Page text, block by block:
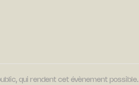
qui rendent cet évènement possible.